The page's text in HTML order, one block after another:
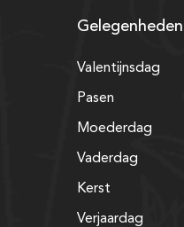
Gelegenheden
Valentijnsdag
Pasen
Moederdag
Vaderdag
Kerst
Verjaardag